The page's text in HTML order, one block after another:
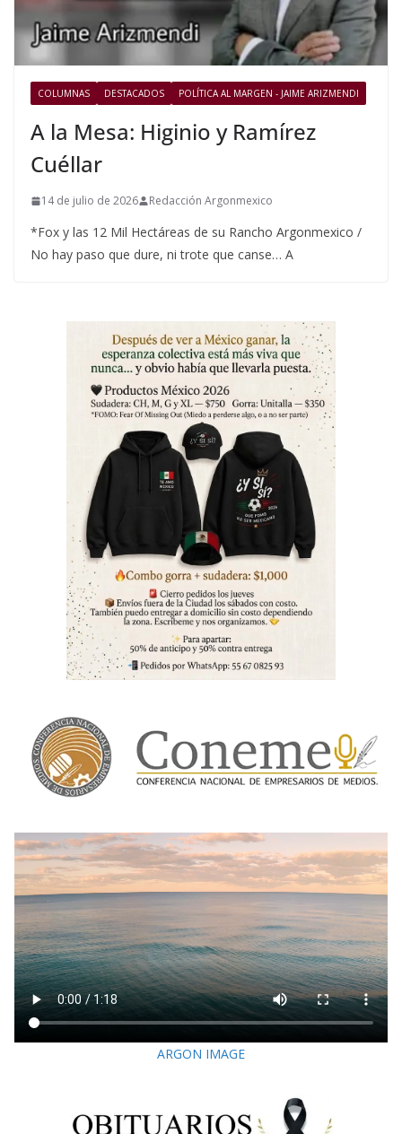
COLUMNAS DESTACADOS POLÍTICA AL MARGEN - JAIME ARIZMENDI
A la Mesa: Higinio y Ramírez
Cuéllar
14 de julio de 2026 Redacción Argonmexico
*Fox y las 12 Mil Hectáreas de su Rancho Argonmexico /
No hay paso que dure, ni trote que canse… A
ARGON IMAGE